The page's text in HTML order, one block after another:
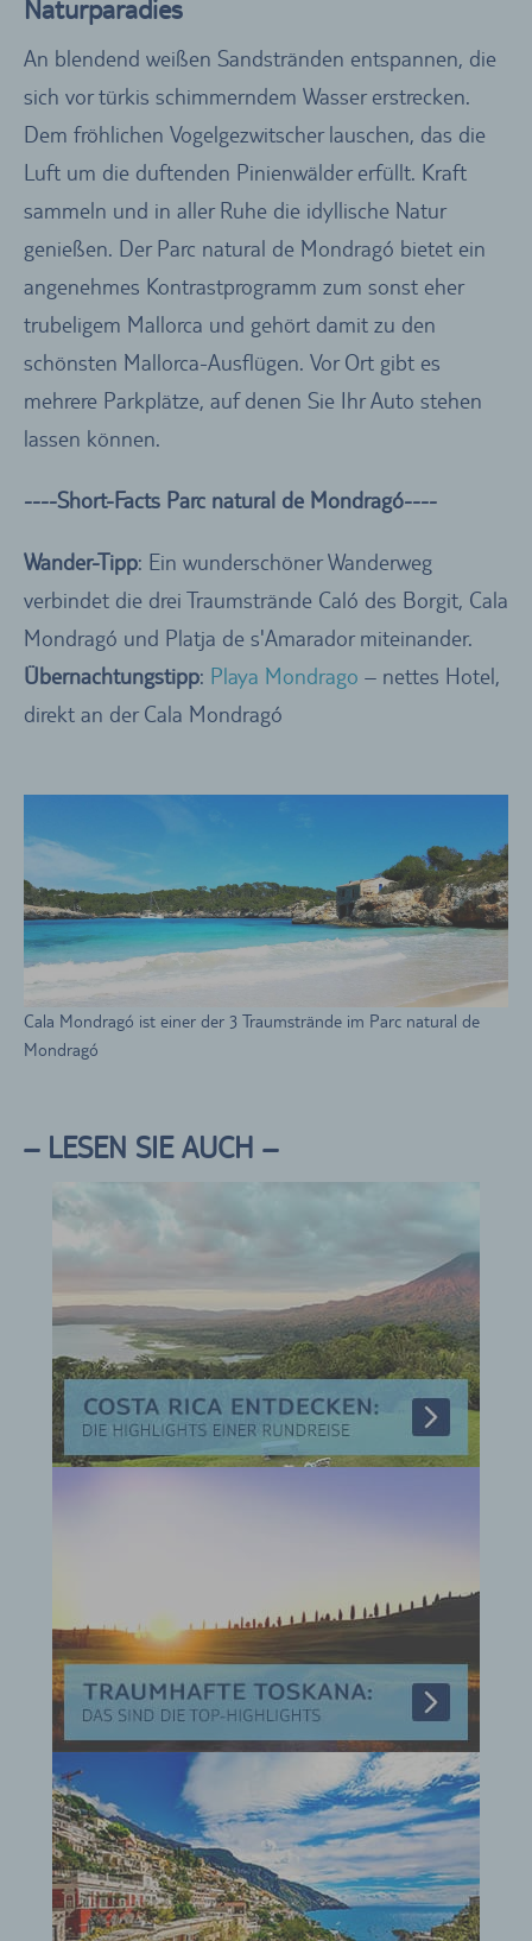
Naturparadies
An blendend weißen Sandstränden entspannen, die
sich vor türkis schimmerndem Wasser erstrecken.
Dem fröhlichen Vogelgezwitscher lauschen, das die
Luft um die duftenden Pinienwälder erfüllt. Kraft
sammeln und in aller Ruhe die idyllische Natur
genießen. Der Parc natural de Mondragó bietet ein
angenehmes Kontrastprogramm zum sonst eher
trubeligem Mallorca und gehört damit zu den
schönsten Mallorca-Ausflügen. Vor Ort gibt es
mehrere Parkplätze, auf denen Sie Ihr Auto stehen
lassen können.
----Short-Facts Parc natural de Mondragó----
Wander-Tipp: Ein wunderschöner Wanderweg
verbindet die drei Traumstrände Caló des Borgit, Cala
Mondragó und Platja de s'Amarador miteinander.
Übernachtungstipp: Playa Mondrago – nettes Hotel,
direkt an der Cala Mondragó
Cala Mondragó ist einer der 3 Traumstrände im Parc natural de
Mondragó
– LESEN SIE AUCH –